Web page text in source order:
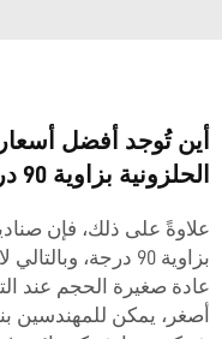
أين تُوجد أفضل
الحلزونية بزاوية 90 درجة؟
علاوةً على ذلك، فإن
بزاوية 90 درجة،
عادة صغيرة الحجم عند
أصغر، يمكن للمهندسين